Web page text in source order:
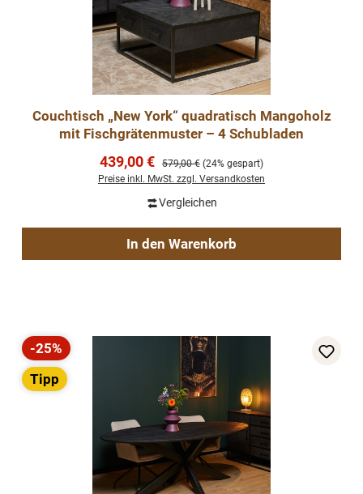
Couchtisch „New York“ quadratisch Mangoholz
mit Fischgrätenmuster – 4 Schubladen
Verkaufspreis:
439,00 € Regulärer Preis:
579,00 € (24% gespart)
Preise inkl. MwSt. zzgl. Versandkosten
Vergleichen
In den Warenkorb
Rabatt
-25%
Tipp